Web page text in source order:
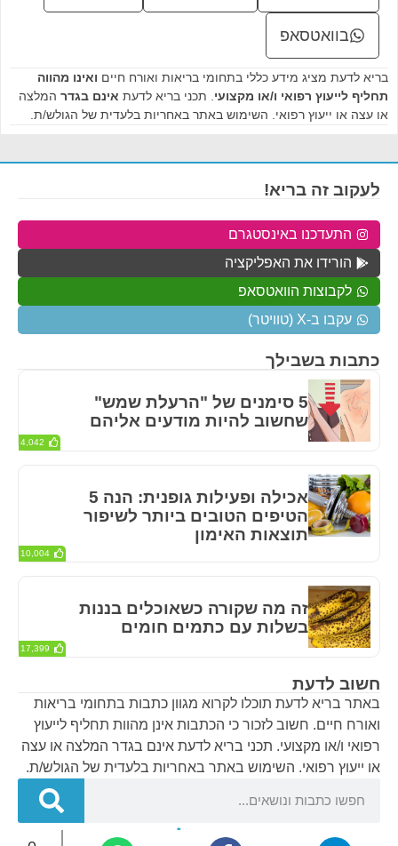
בוואטסאפ
בריא לדעת מציג מידע כללי בתחומי בריאות ואורח חיים ואינו מהווה
תחליף לייעוץ רפואי ו/או מקצועי . תכני בריא לדעת אינם בגדר המלצה
או עצה או ייעוץ רפואי. השימוש באתר באחריות בלעדית של הגולש/ת.
חשוב לדעת
באתר בריא לדעת תוכלו לקרוא מגוון כתבות בתחומי בריאות
ואורח חיים. חשוב לזכור כי הכתבות אינן מהוות תחליף לייעוץ
רפואי ו/או מקצועי. תכני בריא לדעת אינם בגדר המלצה או עצה
או ייעוץ רפואי. השימוש באתר באחריות בלעדית של הגולש/ת.
כתבות בשבילך
5 סימנים של "הרעלת שמש"
שחשוב להיות מודעים אליהם
4,042
אכילה ופעילות גופנית: הנה 5
הטיפים הטובים ביותר לשיפור
תוצאות האימון
10,004
זה מה שקורה כשאוכלים בננות
בשלות עם כתמים חומים
17,399
לעקוב זה בריא!
התעדכנו באינסטגרם
הורידו את האפליקציה
לקבוצות הוואטסאפ
עקבו ב-X (טוויטר)